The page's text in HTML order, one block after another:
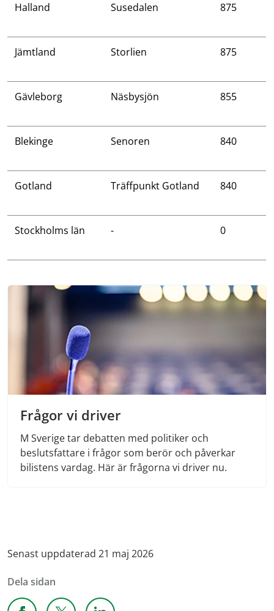
Halland Susedalen 875
Jämtland Storlien 875
Gävleborg Näsbysjön 855
Blekinge Senoren 840
Gotland Träffpunkt Gotland 840
Stockholms län - 0
Frågor vi driver
M Sverige tar debatten med politiker och
beslutsfattare i frågor som berör och påverkar
bilistens vardag. Här är frågorna vi driver nu.
Senast uppdaterad 21 maj 2026
Dela sidan